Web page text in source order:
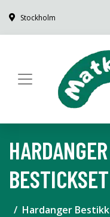
Stockholm
Hardanger